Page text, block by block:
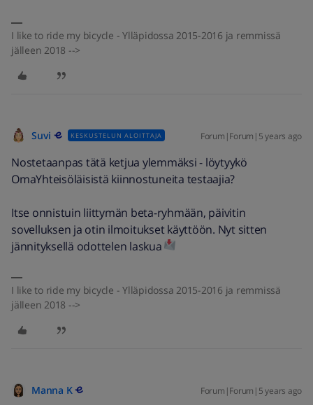
I like to ride my bicycle - Ylläpidossa 2015-2016 ja remmissä
jälleen 2018 -->
Suvi KESKUSTELUN ALOITTAJA Forum|Forum|5 years ago
Nostetaanpas tätä ketjua ylemmäksi - löytyykö
OmaYhteisöläisistä kiinnostuneita testaajia?
Itse onnistuin liittymän beta-ryhmään, päivitin
sovelluksen ja otin ilmoitukset käyttöön. Nyt sitten
jännityksellä odottelen laskua
I like to ride my bicycle - Ylläpidossa 2015-2016 ja remmissä
jälleen 2018 -->
Manna K Forum|Forum|5 years ago